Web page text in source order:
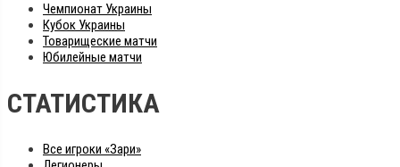
Чемпионат Украины
Кубок Украины
Товарищеские матчи
Юбилейные матчи
СТАТИСТИКА
Все игроки «Зари»